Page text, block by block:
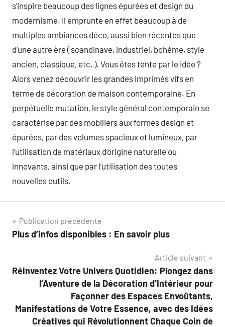
s’inspire beaucoup des lignes épurées et design du
modernisme. Il emprunte en effet beaucoup à de
multiples ambiances déco, aussi bien récentes que
d’une autre ère ( scandinave, industriel, bohème, style
ancien, classique, etc. ). Vous êtes tente par le idée ?
Alors venez découvrir les grandes imprimés vifs en
terme de décoration de maison contemporaine. En
perpétuelle mutation, le style général contemporain se
caractérise par des mobiliers aux formes design et
épurées, par des volumes spacieux et lumineux, par
l’utilisation de matériaux d’origine naturelle ou
innovants, ainsi que par l’utilisation des toutes
nouvelles outils.
Navigation
de
Publication précédente
Plus d’infos disponibles : En savoir plus
Article suivant
Réinventez Votre Univers Quotidien: Plongez dans
l’Aventure de la Décoration d’Intérieur pour
Façonner des Espaces Envoûtants,
Manifestations de Votre Essence, avec des Idées
Créatives qui Révolutionnent Chaque Coin de